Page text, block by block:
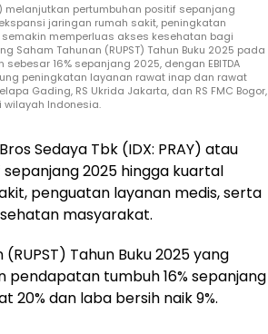
melanjutkan pertumbuhan positif sepanjang
jaringan rumah sakit, peningkatan
memperluas akses kesehatan bagi
Tahunan (RUPST) Tahun Buku 2025 pada
16% sepanjang 2025, dengan EBITDA
peningkatan layanan rawat inap dan rawat
Gading, RS Ukrida Jakarta, dan RS FMC Bogor,
Indonesia.
Sedaya Tbk (IDX: PRAY) atau
2025 hingga kuartal
penguatan layanan medis, serta
masyarakat.
Tahun Buku 2025 yang
pendapatan tumbuh 16% sepanjang
20% dan laba bersih naik 9%.